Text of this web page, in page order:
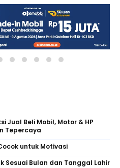
Jual Beli Mobil, Motor & HP
Tepercaya
untuk Motivasi
Sesuai Bulan dan Tanggal Lahir